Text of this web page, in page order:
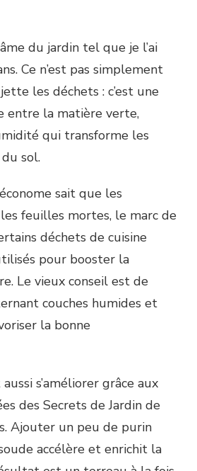
du jardin tel que je l’ai
Ce n’est pas simplement
les déchets : c’est une
entre la matière verte,
qui transforme les
sol.
sait que les
feuilles mortes, le marc de
déchets de cuisine
pour booster la
Le vieux conseil est de
couches humides et
la bonne
s’améliorer grâce aux
des Secrets de Jardin de
Ajouter un peu de purin
accélère et enrichit la